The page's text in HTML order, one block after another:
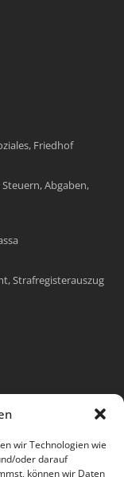
wir Technologien wie
oder darauf
können wir Daten
Friedhof
Abgaben,
Strafregisterauszug